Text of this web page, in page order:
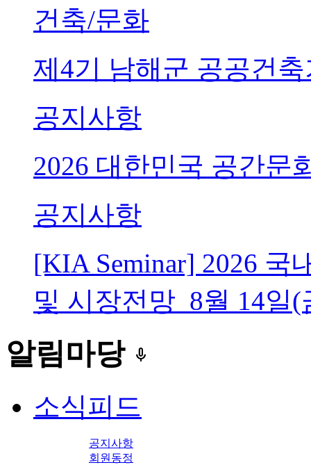
건축/문화
제4기 남해군 공공건
공지사항
2026 대한민국 공간문
공지사항
[KIA Seminar] 2026 국
및 시장전망_8월 14일(
알림마당 keyboard_voice
소식피드
공지사항
회원동정